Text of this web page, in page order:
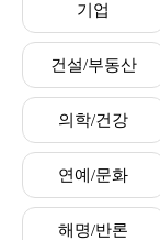
기업
건설/부동산
의학/건강
연예/문화
해명/반론